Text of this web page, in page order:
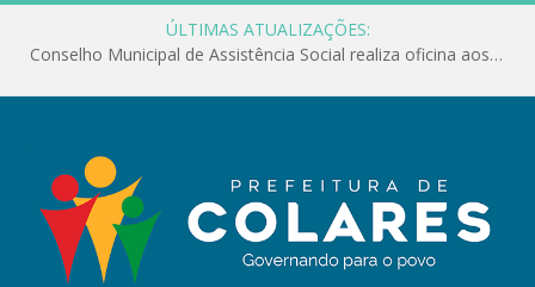
ÚLTIMAS ATUALIZAÇÕES:
Conselho Municipal de Assistência Social realiza oficina aos servidores